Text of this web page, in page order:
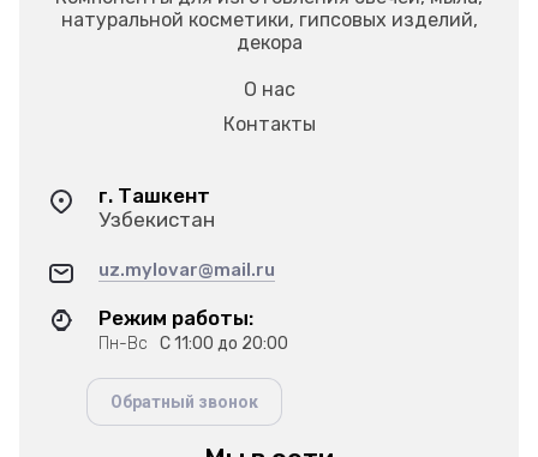
натуральной косметики, гипсовых изделий,
декора
О нас
Контакты
г. Ташкент
Узбекистан
uz.mylovar@mail.ru
Режим работы:
Пн-Вс С 11:00 до 20:00
Обратный звонок